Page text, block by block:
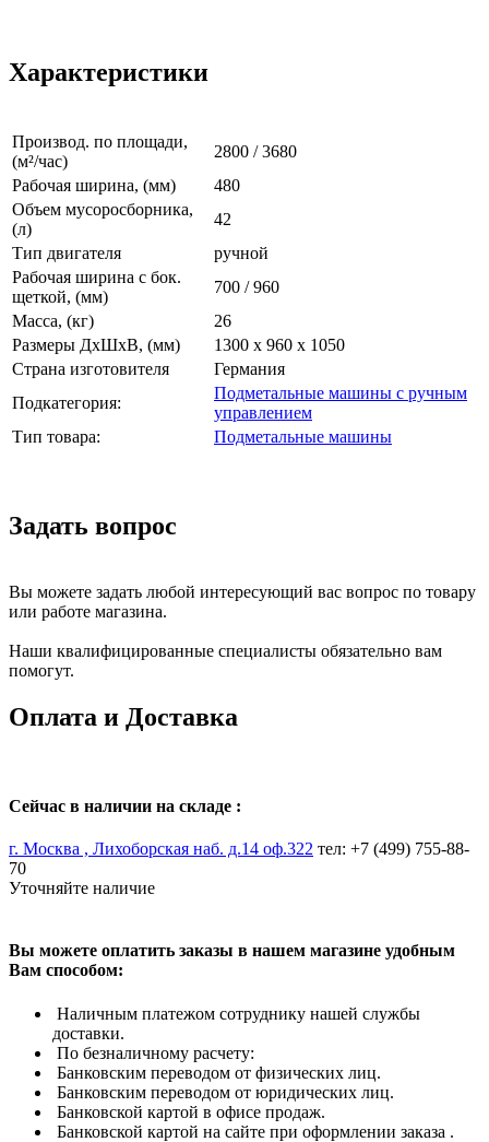
Характеристики
Производ. по площади,
(м²/час)
2800 / 3680
Рабочая ширина, (мм)
480
Объем мусоросборника,
(л)
42
Тип двигателя
ручной
Рабочая ширина с бок.
щеткой, (мм)
700 / 960
Масса, (кг)
26
Размеры ДхШхВ, (мм)
1300 x 960 x 1050
Страна изготовителя
Германия
Подкатегория:
Подметальные машины с ручным
управлением
Тип товара:
Подметальные машины
Задать вопрос
Вы можете задать любой интересующий вас вопрос по товару
или работе магазина.
Наши квалифицированные специалисты обязательно вам
помогут.
Оплата и Доставка
Сейчас в наличии на складе :
г. Москва , Лихоборская наб. д.14 оф.322 тел: +7 (499) 755-88-
70
Уточняйте наличие
Вы можете оплатить заказы в нашем магазине удобным
Вам способом:
Наличным платежом сотруднику нашей службы
доставки.
По безналичному расчету:
Банковским переводом от физических лиц.
Банковским переводом от юридических лиц.
Банковской картой в офисе продаж.
Банковской картой на сайте при оформлении заказа .